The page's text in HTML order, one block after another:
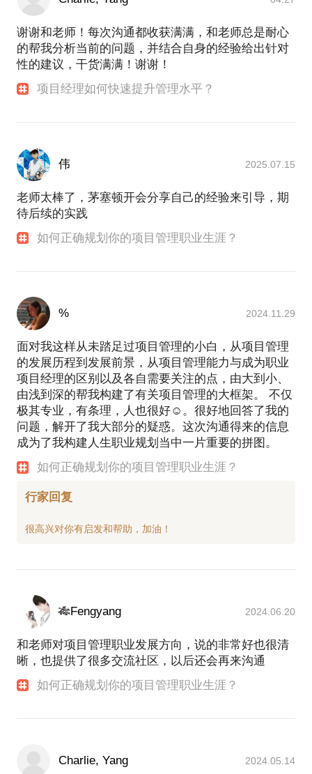
谢谢和老师！每次沟通都收获满满，和老师总是耐心
的帮我分析当前的问题，并结合自身的经验给出针对
性的建议，干货满满！谢谢！
项目经理如何快速提升管理水平？
伟 2025.07.15
老师太棒了，茅塞顿开会分享自己的经验来引导，期
待后续的实践
如何正确规划你的项目管理职业生涯？
% 2024.11.29
面对我这样从未踏足过项目管理的小白，从项目管理
的发展历程到发展前景，从项目管理能力与成为职业
项目经理的区别以及各自需要关注的点，由大到小、
由浅到深的帮我构建了有关项目管理的大框架。 不仅
极其专业，有条理，人也很好☺️。很好地回答了我的
问题，解开了我大部分的疑惑。这次沟通得来的信息
成为了我构建人生职业规划当中一片重要的拼图。
如何正确规划你的项目管理职业生涯？
行家回复
🎋Fengyang 2024.06.20
和老师对项目管理职业发展方向，说的非常好也很清
晰，也提供了很多交流社区，以后还会再来沟通
如何正确规划你的项目管理职业生涯？
Charlie, Yang 2024.05.14